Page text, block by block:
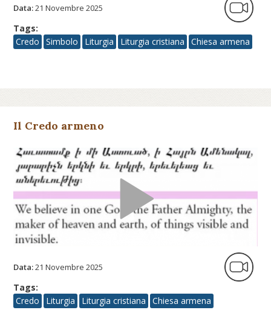
Data:21 Novembre 2025
Tags:
Credo
Simbolo Liturgia Liturgia cristiana Chiesa armena
Il Credo armeno
Data:21 Novembre 2025
Tags:
Credo
Liturgia Liturgia cristiana Chiesa armena